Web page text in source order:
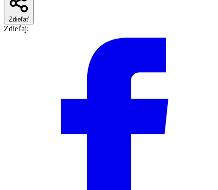
Zdieľať
Zdieľaj: